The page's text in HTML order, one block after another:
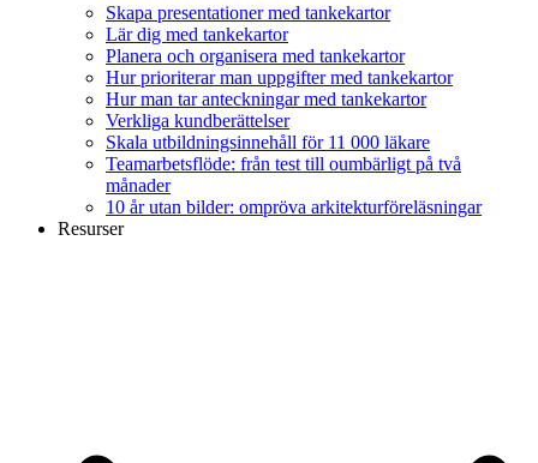
Skapa presentationer med tankekartor
Lär dig med tankekartor
Planera och organisera med tankekartor
Hur prioriterar man uppgifter med tankekartor
Hur man tar anteckningar med tankekartor
Verkliga kundberättelser
Skala utbildningsinnehåll för 11 000 läkare
Teamarbetsflöde: från test till oumbärligt på två
månader
10 år utan bilder: ompröva arkitekturföreläsningar
Resurser